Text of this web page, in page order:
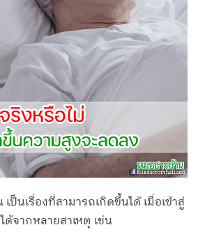
ป็นเรื่องที่สามารถเกิดขึ้นได้ เมื่อเข้าสู่
ด้จากหลายสาเหตุ เช่น